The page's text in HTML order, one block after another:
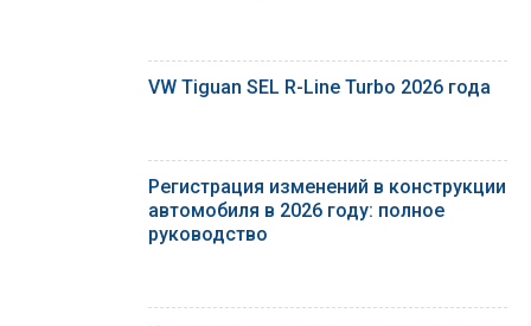
VW Tiguan SEL R-Line Turbo 2026 года
Регистрация изменений в конструкции
автомобиля в 2026 году: полное
руководство